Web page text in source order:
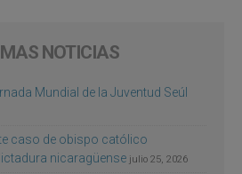
NOTICIAS
Mundial de la Juventud Seúl
caso de obispo católico
nicaragüense julio 25, 2026